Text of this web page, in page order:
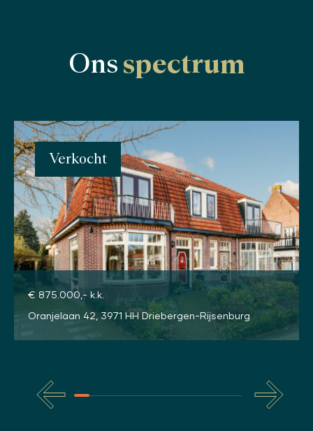
Ons spectrum
Verkocht
€ 875.000,- k.k.
Oranjelaan 42, 3971 HH Driebergen-Rijsenburg